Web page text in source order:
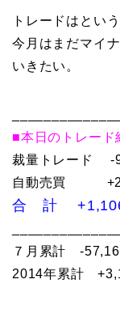
トレードはとい
今月はまだマイ
いきたい。
■本日のトレード
裁量トレード -
自動売買
合 計
７月累計 -
2014年累計